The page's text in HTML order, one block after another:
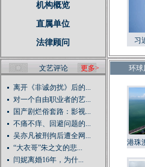
机构概览
直属单位
法律顾问 习
文艺评论 更多>
离开《非诚勿扰》后的...
对一个自由职业者的艺...
国产剧烂俗套路：影视...
不痛不痒、回避问题的...
吴亦凡被刑拘后遭全网...
“大衣哥”朱之文的悲...
闫妮离婚16年，为什...
环球
港珠